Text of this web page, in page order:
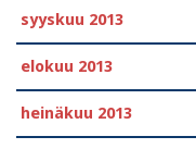
syyskuu 2013
elokuu 2013
heinäkuu 2013